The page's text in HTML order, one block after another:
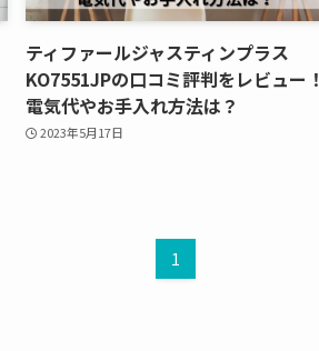
ティファールジャスティンプラス
KO7551JPの口コミ評判をレビュー！
電気代やお手入れ方法は？
2023年5月17日
1